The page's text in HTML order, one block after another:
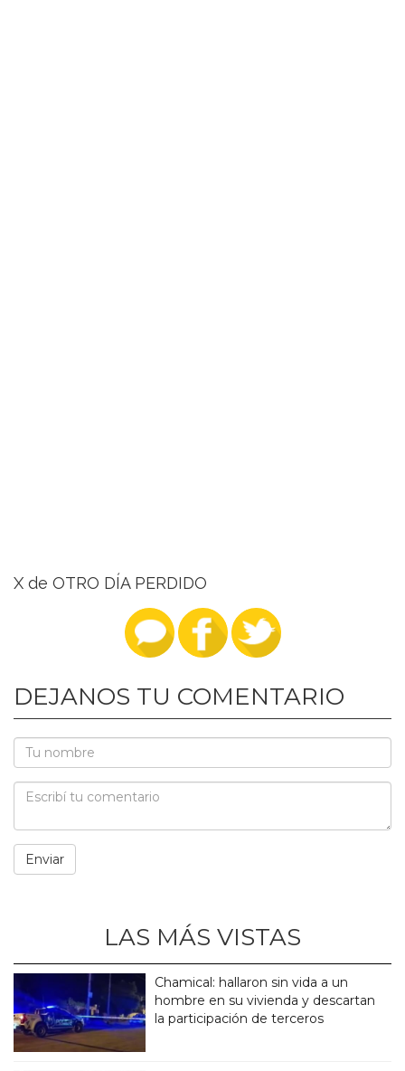
X de OTRO DÍA PERDIDO
DEJANOS TU COMENTARIO
LAS MÁS VISTAS
Chamical: hallaron sin vida a un
hombre en su vivienda y descartan
la participación de terceros